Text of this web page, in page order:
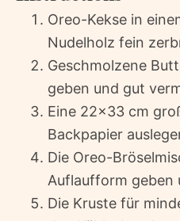
Oreo-Kekse in
Nudelholz fein
Geschmolzene
geben und gut
Eine 22×33 cm
Backpapier
Die Oreo-
Auflaufform geben
Die Kruste für